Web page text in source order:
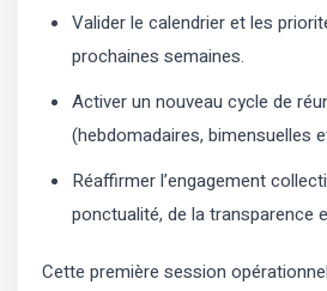
Valider le calendrier et les
prochaines semaines.
Activer un nouveau cycle de
(hebdomadaires, bimensuelles
Réaffirmer l’engagement
ponctualité, de la transparence
Cette première session